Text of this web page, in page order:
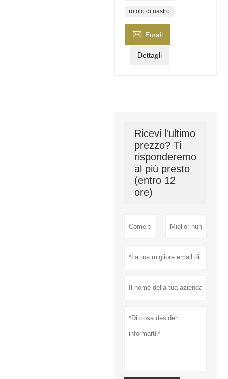
rotolo di nastro
 Email
Dettagli
Ricevi l'ultimo
prezzo? Ti
risponderemo
al più presto
(entro 12
ore)